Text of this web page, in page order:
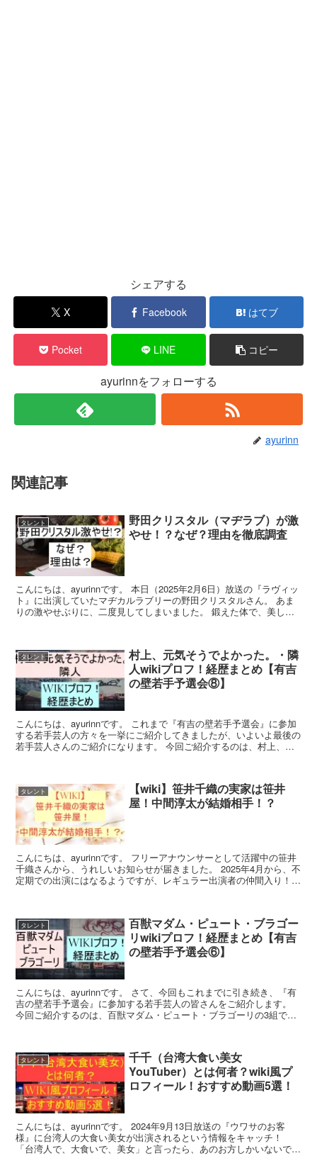
シェアする
X Facebook はてブ
Pocket LINE コピー
ayurinnをフォローする
ayurinn
関連記事
タレント
野田クリスタル（マヂラブ）が激
やせ！？なぜ？理由を徹底調査
こんにちは、ayurinnです。 本日（2025年2月6日）放送の『ラヴィッ
ト』に出演していたマヂカルラブリーの野田クリスタルさん。 あま
りの激やせぶりに、二度見してしまいました。 鍛えた体で、美しい
タレント
村上、元気そうでよかった。・隣
人wikiプロフ！経歴まとめ【有吉
の壁若手予選会⑧】
こんにちは、ayurinnです。 これまで『有吉の壁若手予選会』に参加
する若手芸人の方々を一挙にご紹介してきましたが、いよいよ最後の
若手芸人さんのご紹介になります。 今回ご紹介するのは、村上、元
タレント
【wiki】笹井千織の実家は笹井
屋！中間淳太が結婚相手！？
こんにちは、ayurinnです。 フリーアナウンサーとして活躍中の笹井
千織さんから、うれしいお知らせが届きました。 2025年4月から、不
定期での出演にはなるようですが、レギュラー出演者の仲間入り！
タレント
百獣マダム・ピュート・ブラゴー
リwikiプロフ！経歴まとめ【有吉
の壁若手予選会⑥】
こんにちは、ayurinnです。 さて、今回もこれまでに引き続き、『有
吉の壁若手予選会』に参加する若手芸人の皆さんをご紹介します。
今回ご紹介するのは、百獣マダム・ピュート・ブラゴーリの3組で
タレント
千千（台湾大食い美女
YouTuber）とは何者？wiki風プ
ロフィール！おすすめ動画5選！
こんにちは、ayurinnです。 2024年9月13日放送の『ウワサのお客
様』に台湾人の大食い美女が出演されるという情報をキャッチ！
「台湾人で、大食いで、美女」と言ったら、あのお方しかいないです